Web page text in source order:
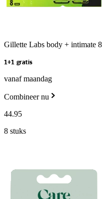
Gillette Labs body + intimate
1+1 gratis
vanaf maandag
Combineer nu
44.95
8 stuks